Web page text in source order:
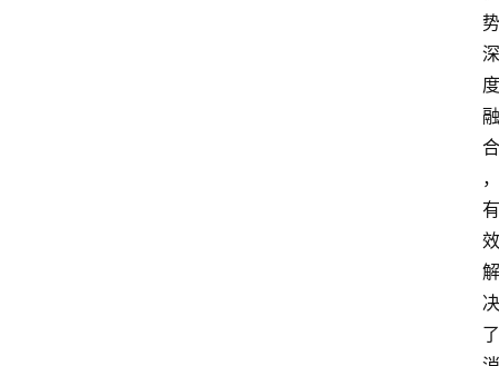
势
深
度
融
合
，
有
效
解
决
了